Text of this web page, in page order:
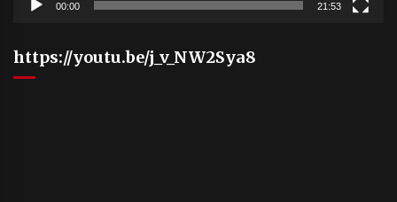
00:00 21:53
https://youtu.be/j_v_NW2Sya8